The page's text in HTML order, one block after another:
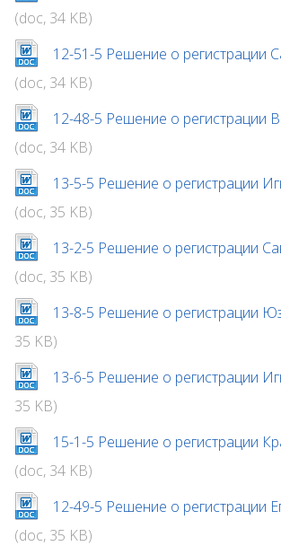
(doc, 34 KB)
12-51-5 Решение о регистрации
(doc, 34 KB)
12-48-5 Решение о регистрации
(doc, 34 KB)
13-5-5 Решение о регистрации
(doc, 35 KB)
13-2-5 Решение о регистрации
(doc, 35 KB)
13-8-5 Решение о регистрации
35 KB)
13-6-5 Решение о регистрации
35 KB)
15-1-5 Решение о регистрации
(doc, 34 KB)
12-49-5 Решение о регистрации
(doc, 35 KB)